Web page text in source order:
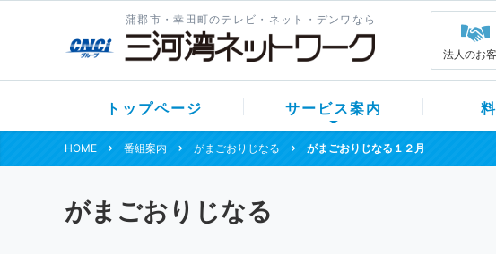
蒲郡市・幸田町のテレビ・ネット・デンワなら
法人のお
トップページ サービス案内
HOME 番組案内 がまごおりじなる がまごおりじなる１２月
がまごおりじなる